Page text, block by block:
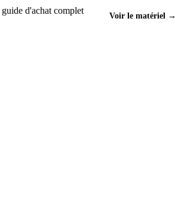
d'achat complet
Voir le matériel →